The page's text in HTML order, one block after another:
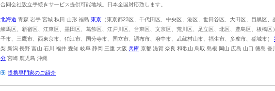
合同会社設立手続きサービス提供可能地域。日本全国対応致します。
北海道 青森 岩手 宮城 秋田 山形 福島 東京 （東京都23区、千代田区、中央区、港区、世田谷区、大田区、目黒区、
練馬区、新宿区、江東区、墨田区、葛飾区、江戸川区、台東区、文京区、荒川区、足立区、北区、豊島区、板橋
子市、三鷹市、西東京市、狛江市、国分寺市、国立市、調布市、府中市、武蔵村山市、福生市、多摩市、稲城市）
梨 新潟 長野 富山 石川 福井 愛知 岐阜 静岡 三重 大阪 兵庫 京都 滋賀 奈良 和歌山 鳥取 島根 岡山 広島 山口 徳島
分 宮崎 鹿児島 沖縄
提携専門家のご紹介